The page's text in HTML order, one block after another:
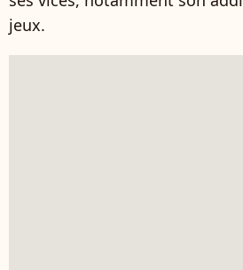
jeux.